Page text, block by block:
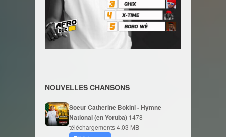
NOUVELLES CHANSONS
Soeur Catherine Bokini - Hymne
National (en Yoruba) 1478
téléchargements4.03 MB